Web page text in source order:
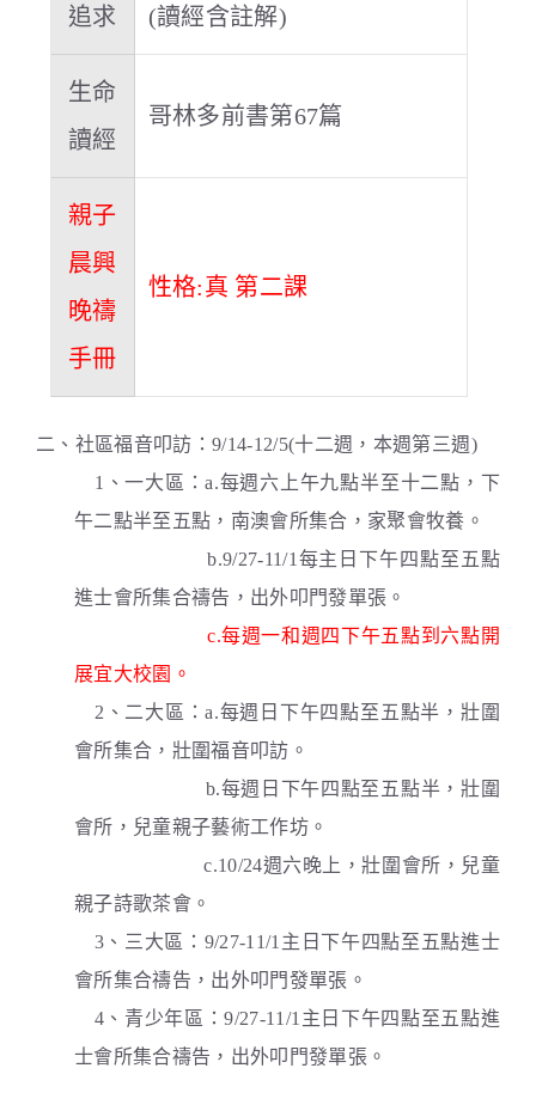
追求
(讀經含註解)
生命
讀經
哥林多前書第67篇
親子
晨興
晚禱
手冊
性格:真 第二課
二、社區福音叩訪：9/14-12/5(十二週，本週第三週)
1、一大區：a.每週六上午九點半至十二點，下
午二點半至五點，南澳會所集合，家聚會牧養。
b.9/27-11/1每主日下午四點至五點
進士會所集合禱告，出外叩門發單張。
c.每週一和週四下午五點到六點開
展宜大校園。
2、二大區：a.每週日下午四點至五點半，壯圍
會所集合，壯圍福音叩訪。
b.每週日下午四點至五點半，壯圍
會所，兒童親子藝術工作坊。
c.10/24週六晚上，壯圍會所，兒童
親子詩歌茶會。
3、三大區：9/27-11/1主日下午四點至五點進士
會所集合禱告，出外叩門發單張。
4、青少年區：9/27-11/1主日下午四點至五點進
士會所集合禱告，出外叩門發單張。